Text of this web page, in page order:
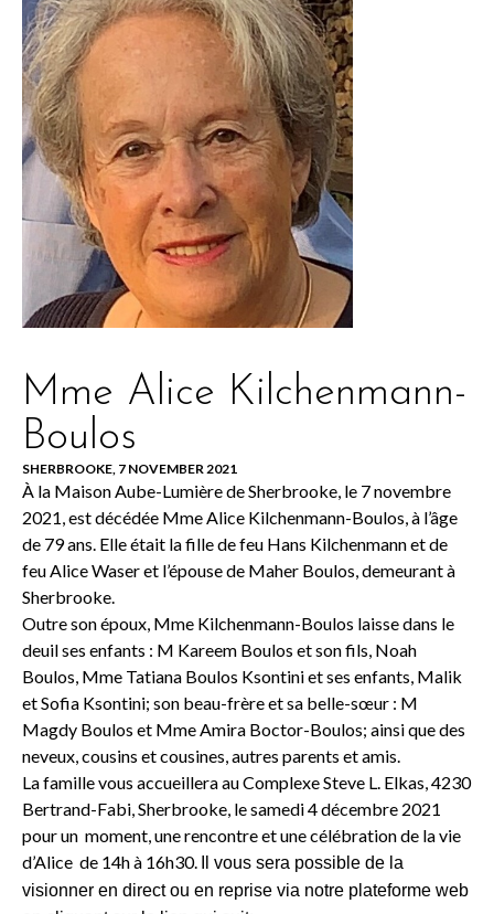
Mme Alice Kilchenmann-
Boulos
SHERBROOKE, 7 NOVEMBER 2021
À la Maison Aube-Lumière de Sherbrooke, le 7 novembre
2021, est décédée Mme Alice Kilchenmann-Boulos, à l’âge
de 79 ans. Elle était la fille de feu Hans Kilchenmann et de
feu Alice Waser et l’épouse de Maher Boulos, demeurant à
Sherbrooke.
Outre son époux, Mme Kilchenmann-Boulos laisse dans le
deuil ses enfants : M Kareem Boulos et son fils, Noah
Boulos, Mme Tatiana Boulos Ksontini et ses enfants, Malik
et Sofia Ksontini; son beau-frère et sa belle-sœur : M
Magdy Boulos et Mme Amira Boctor-Boulos; ainsi que des
neveux, cousins et cousines, autres parents et amis.
La famille vous accueillera au Complexe Steve L. Elkas, 4230
Bertrand-Fabi, Sherbrooke, le samedi 4 décembre 2021
pour un moment, une rencontre et une célébration de la vie
d’Alice de 14h à 16h30.
Il vous sera possible de la
visionner en direct ou en reprise via notre plateforme web